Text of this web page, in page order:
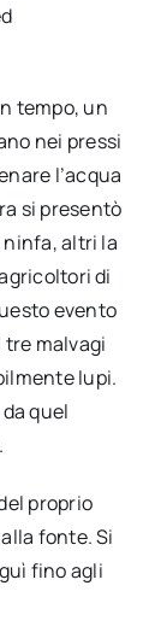
tempo, un
nei pressi
l’acqua
si presentò
altri la
di
evento
tre malvagi
lupi.
quel
proprio
fonte. Si
fino agli